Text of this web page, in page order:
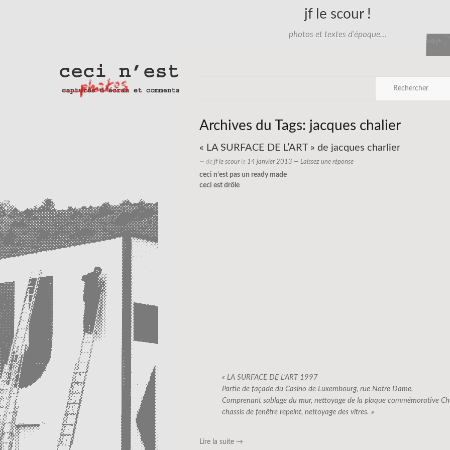
jf le scour !
photos et textes d'époque…
Archives du Tags: jacques chalier
« LA SURFACE DE L’ART » de jacques charlier
— de jf le scourle 14 janvier 2013 — Laissez une réponse
ceci n’est pas un ready made
ceci est drôle
« LA SURFACE DE L’ART 1997
Partie de façade du Casino de Luxembourg, rue Notre Dame.
Comprenant sablage du mur, nettoyage de la plaque commémorative
chassis de fenêtre repeint, nettoyage des vitres. »
Lire la suite →